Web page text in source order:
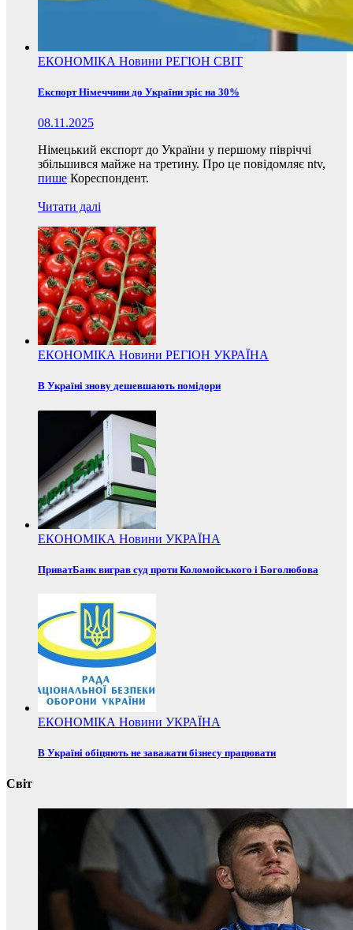
ЕКОНОМІКА Новини РЕГІОН СВІТ
Експорт Німеччини до України зріс на 30%
08.11.2025
Німецький експорт до України у першому півріччі
збільшився майже на третину. Про це повідомляє ntv,
пише Кореспондент.
Читати далі
ЕКОНОМІКА Новини РЕГІОН УКРАЇНА
В Україні знову дешевшають помідори
ЕКОНОМІКА Новини УКРАЇНА
ПриватБанк виграв суд проти Коломойського і Боголюбова
ЕКОНОМІКА Новини УКРАЇНА
В Україні обіцяють не заважати бізнесу працювати
Світ